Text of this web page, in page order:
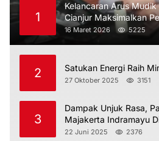
1
Kelancaran Arus
Cianjur Maksimalkan
16 Maret 2026 5225
2 Satukan Energi Raih
27 Oktober 2025 3151
3
Dampak Unjuk Rasa,
Majakerta Indramayu
22 Juni 2025 2376